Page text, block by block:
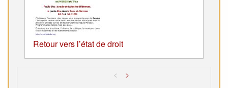
Retour vers l’état de droit
< >